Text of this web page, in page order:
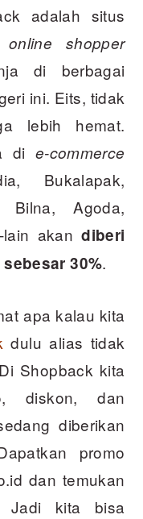
adalah situs
online shopper
di berbagai
ini. Eits, tidak
lebih hemat.
di e-commerce
Bukalapak,
Bilna, Agoda,
akan diberi
30%.
apa kalau kita
dulu alias tidak
Shopback kita
diskon, dan
diberikan
promo
dan temukan
Jadi kita bisa